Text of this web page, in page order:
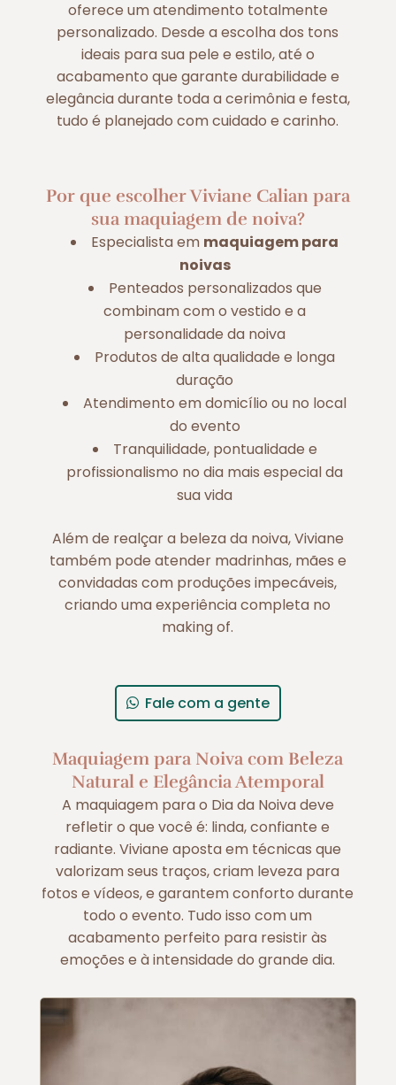
oferece um atendimento totalmente
personalizado. Desde a escolha dos tons
ideais para sua pele e estilo, até o
acabamento que garante durabilidade e
elegância durante toda a cerimônia e festa,
tudo é planejado com cuidado e carinho.
Por que escolher Viviane Calian para
sua maquiagem de noiva?
Especialista em maquiagem para
noivas
Penteados personalizados que
combinam com o vestido e a
personalidade da noiva
Produtos de alta qualidade e longa
duração
Atendimento em domicílio ou no local
do evento
Tranquilidade, pontualidade e
profissionalismo no dia mais especial da
sua vida
Além de realçar a beleza da noiva, Viviane
também pode atender madrinhas, mães e
convidadas com produções impecáveis,
criando uma experiência completa no
making of.
Fale com a gente
Maquiagem para Noiva com Beleza
Natural e Elegância Atemporal
A maquiagem para o Dia da Noiva deve
refletir o que você é: linda, confiante e
radiante. Viviane aposta em técnicas que
valorizam seus traços, criam leveza para
fotos e vídeos, e garantem conforto durante
todo o evento. Tudo isso com um
acabamento perfeito para resistir às
emoções e à intensidade do grande dia.